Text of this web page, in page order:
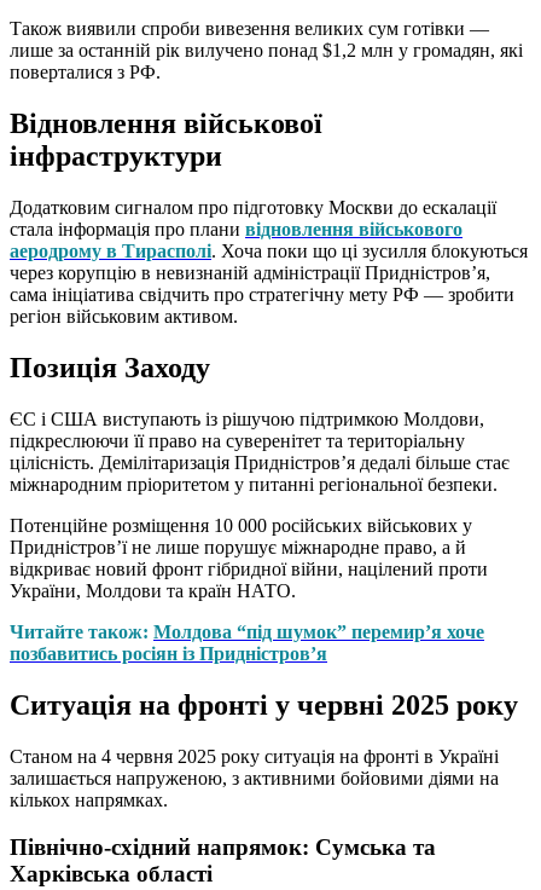
Також виявили спроби вивезення великих сум готівки —
лише за останній рік вилучено понад $1,2 млн у громадян, які
поверталися з РФ.
Відновлення військової
інфраструктури
Додатковим сигналом про підготовку Москви до ескалації
стала інформація про плани відновлення військового
аеродрому в Тирасполі. Хоча поки що ці зусилля блокуються
через корупцію в невизнаній адміністрації Придністров’я,
сама ініціатива свідчить про стратегічну мету РФ — зробити
регіон військовим активом.
Позиція Заходу
ЄС і США виступають із рішучою підтримкою Молдови,
підкреслюючи її право на суверенітет та територіальну
цілісність. Демілітаризація Придністров’я дедалі більше стає
міжнародним пріоритетом у питанні регіональної безпеки.
Потенційне розміщення 10 000 російських військових у
Придністров’ї не лише порушує міжнародне право, а й
відкриває новий фронт гібридної війни, націлений проти
України, Молдови та країн НАТО.
Читайте також: Молдова “під шумок” перемир’я хоче
позбавитись росіян із Придністров’я
Ситуація на фронті у червні 2025 року
Станом на 4 червня 2025 року ситуація на фронті в Україні
залишається напруженою, з активними бойовими діями на
кількох напрямках.
Північно-східний напрямок: Сумська та
Харківська області